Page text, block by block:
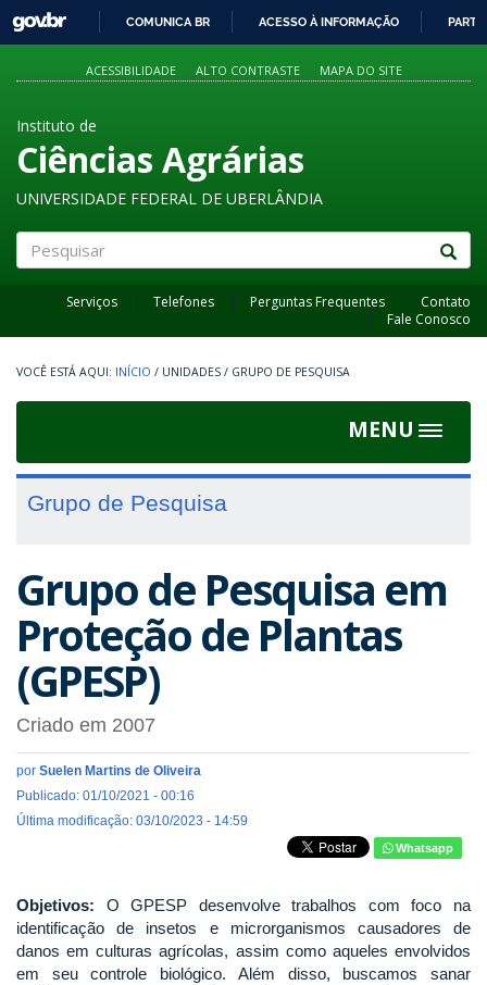
PARA
O
GOVBR
COMUNICA BR ACESSO À INFORMAÇÃO
ACESSIBILIDADE ALTO CONTRASTE MAPA DO SITE
Instituto de
Ciências Agrárias
UNIVERSIDADE FEDERAL DE UBERLÂNDIA
Serviços Telefones Perguntas Frequentes
Contato
Fale Conosco
INÍCIO / UNIDADES / GRUPO DE PESQUISA
MENU
Toggle
Grupo de Pesquisa
Grupo de Pesquisa em
Proteção de Plantas
(GPESP)
Criado em 2007
por Suelen Martins de Oliveira
Publicado: 01/10/2021 - 00:16
Última modificação: 03/10/2023 - 14:59
Whatsapp
Objetivos: O GPESP desenvolve trabalhos com foco na
identificação de insetos e microrganismos causadores de
danos em culturas agrícolas, assim como aqueles envolvidos
em seu controle biológico. Além disso, buscamos sanar